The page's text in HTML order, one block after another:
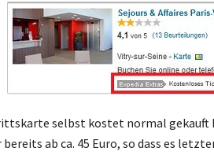
selbst kostet normal gekauft
bereits ab ca. 45 Euro, so dass es